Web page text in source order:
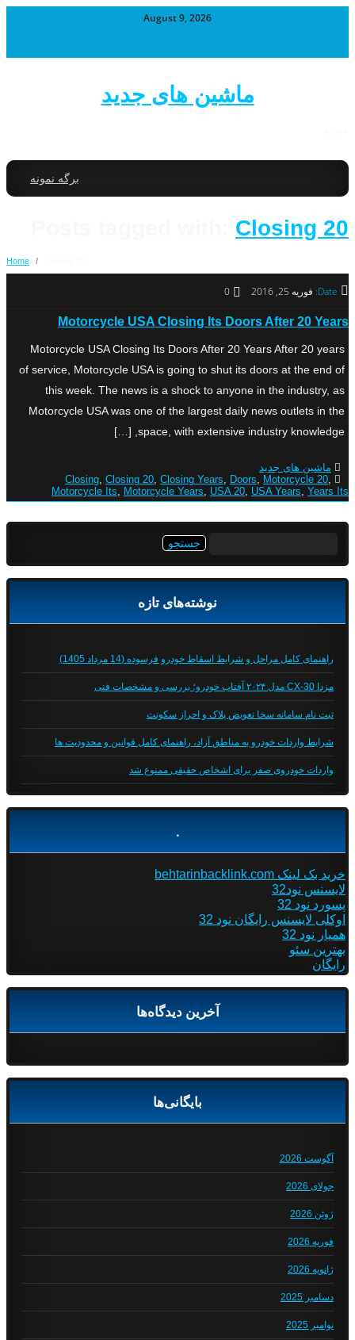
August 9, 2026
ماشین های جدید
برگه نمونه
Closing 20
Home /
Date: فوریه 25, 2016 0
Motorcycle USA Closing Its Doors After 20 Years
Motorcycle USA Closing Its Doors After 20 Years After 20 years
of service, Motorcycle USA is going to shut its doors at the end of
this week. The news is a shock to anyone in the industry, as
Motorcycle USA was one of the largest daily news outlets in the
space, with extensive industry knowledge, […]
ماشین های جدید
Closing, Closing 20, Closing Years, Doors, Motorcycle 20,
Motorcycle Its, Motorcycle Years, USA 20, USA Years, Years Its
نوشته‌های تازه
راهنمای کامل مراحل و شرایط اسقاط خودرو فرسوده (14 مرداد 1405)
مزدا CX-30 مدل ۲۰۲۴ آفتاب خودرو؛ بررسی و مشخصات فنی
ثبت نام سامانه سخا تعویض پلاک و احراز سکونت
شرایط واردات خودرو به مناطق آزاد، راهنمای کامل قوانین و محدودیت ها
واردات خودروی صفر برای اشخاص حقیقی ممنوع شد
.
خرید بک لینک behtarinbacklink.com
لایسنس نود32
پسورد نود 32
اوکلی لایسنس رایگان نود 32
همیار نود 32
بهترین سئو
رایگان
آخرین دیدگاه‌ها
بایگانی‌ها
آگوست 2026
جولای 2026
ژوئن 2026
فوریه 2026
ژانویه 2026
دسامبر 2025
نوامبر 2025